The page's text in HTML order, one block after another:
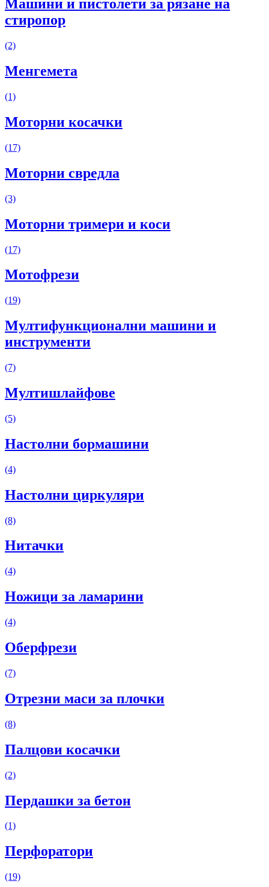
Машини и пистолети за рязане на
стиропор
(2)
Менгемета
(1)
Моторни косачки
(17)
Моторни свредла
(3)
Моторни тримери и коси
(17)
Мотофрези
(19)
Мултифункционални машини и
инструменти
(7)
Мултишлайфове
(5)
Настолни бормашини
(4)
Настолни циркуляри
(8)
Нитачки
(4)
Ножици за ламарини
(4)
Оберфрези
(7)
Отрезни маси за плочки
(8)
Палцови косачки
(2)
Пердашки за бетон
(1)
Перфоратори
(19)